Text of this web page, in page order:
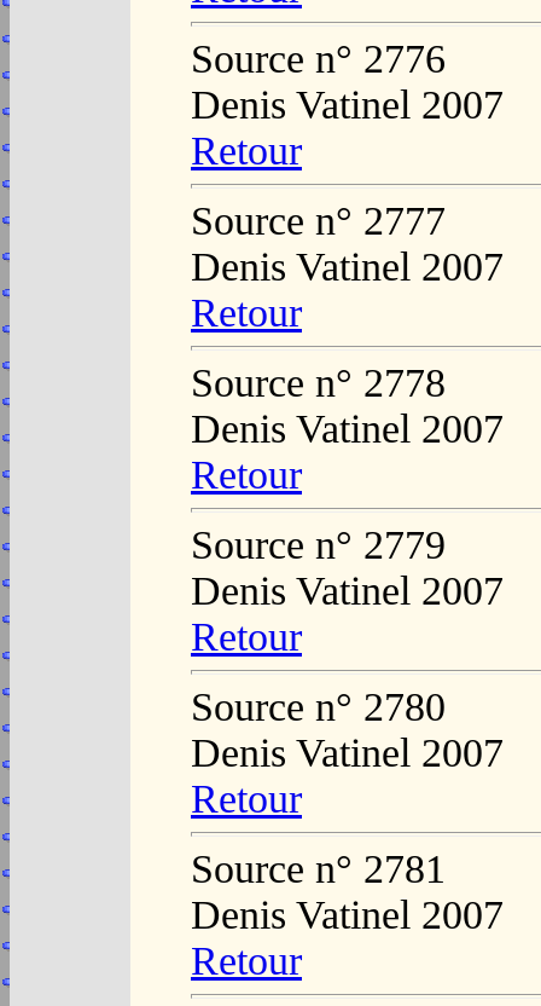
Source n° 2776
Denis Vatinel 2007
Retour
Source n° 2777
Denis Vatinel 2007
Retour
Source n° 2778
Denis Vatinel 2007
Retour
Source n° 2779
Denis Vatinel 2007
Retour
Source n° 2780
Denis Vatinel 2007
Retour
Source n° 2781
Denis Vatinel 2007
Retour